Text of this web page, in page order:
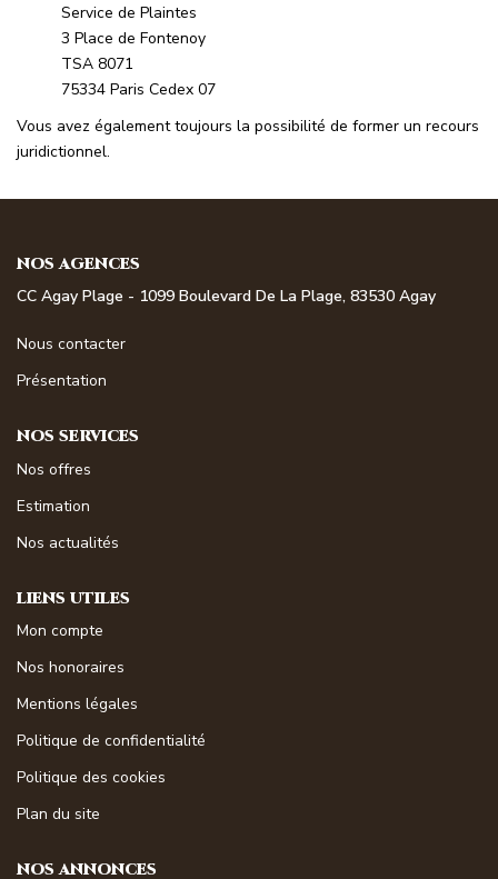
Service de Plaintes
3 Place de Fontenoy
TSA 8071
75334 Paris Cedex 07
Vous avez également toujours la possibilité de former un recours
juridictionnel.
NOS AGENCES
CC Agay Plage - 1099 Boulevard De La Plage, 83530 Agay
Nous contacter
Présentation
NOS SERVICES
Nos offres
Estimation
Nos actualités
LIENS UTILES
Mon compte
Nos honoraires
Mentions légales
Politique de confidentialité
Politique des cookies
Plan du site
NOS ANNONCES